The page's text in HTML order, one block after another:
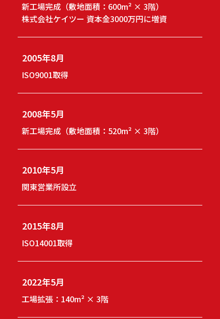
新工場完成（敷地面積：600m² × 3階）
株式会社ケイツー 資本金3000万円に増資
2005年8月
ISO9001取得
2008年5月
新工場完成（敷地面積：520m² × 3階）
2010年5月
関東営業所設立
2015年8月
ISO14001取得
2022年5月
工場拡張：140m² × 3階